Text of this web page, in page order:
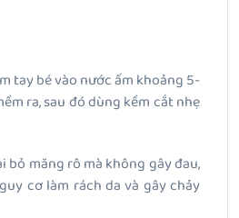
tay bé vào nước ấm khoảng 5-
ra, sau đó dùng kềm cắt nhẹ
bỏ măng rô mà không gây đau,
cơ làm rách da và gây chảy